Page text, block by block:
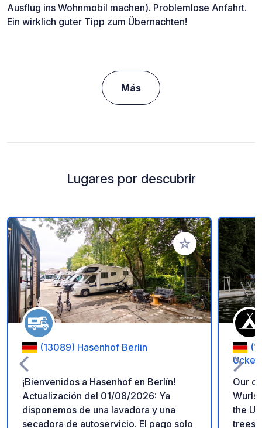
Ausflug ins Wohnmobil machen). Problemlose Anfahrt.
Ein wirklich guter Tipp zum Übernachten!
Más
Lugares por descubrir
Añadir a tus
(13089) Hasenhof Berlin
¡Bienvenidos a Hasenhof en Berlín!
Actualización del 01/08/2026: Ya
disponemos de una lavadora y una
secadora de autoservicio. El pago solo
Our
the
trees